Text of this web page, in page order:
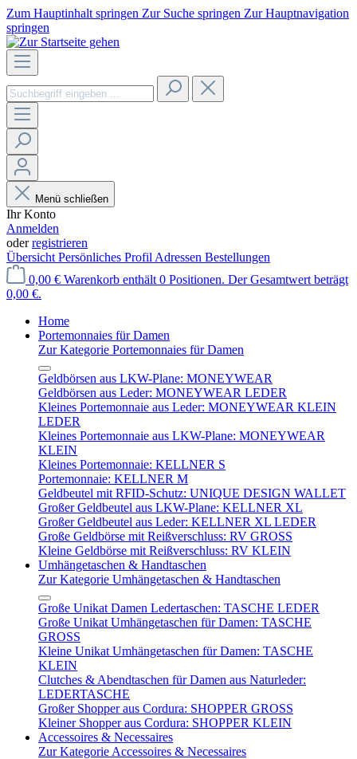
Zum Hauptinhalt springen Zur Suche springen Zur Hauptnavigation
springen
Menü schließen
Ihr Konto
Anmelden
oderregistrieren
Übersicht Persönliches Profil Adressen Bestellungen
0,00 € Warenkorb enthält 0 Positionen. Der Gesamtwert beträgt
0,00 €.
Home
Portemonnaies für Damen
Zur Kategorie Portemonnaies für Damen
Geldbörsen aus LKW-Plane: MONEYWEAR
Geldbörsen aus Leder: MONEYWEAR LEDER
Kleines Portemonnaie aus Leder: MONEYWEAR KLEIN
LEDER
Kleines Portemonnaie aus LKW-Plane: MONEYWEAR
KLEIN
Kleines Portemonnaie: KELLNER S
Portemonnaie: KELLNER M
Geldbeutel mit RFID-Schutz: UNIQUE DESIGN WALLET
Großer Geldbeutel aus LKW-Plane: KELLNER XL
Großer Geldbeutel aus Leder: KELLNER XL LEDER
Große Geldbörse mit Reißverschluss: RV GROSS
Kleine Geldbörse mit Reißverschluss: RV KLEIN
Umhängetaschen & Handtaschen
Zur Kategorie Umhängetaschen & Handtaschen
Große Unikat Damen Ledertaschen: TASCHE LEDER
Große Unikat Umhängetaschen für Damen: TASCHE
GROSS
Kleine Unikat Umhängetaschen für Damen: TASCHE
KLEIN
Clutches & Abendtaschen für Damen aus Naturleder:
LEDERTASCHE
Großer Shopper aus Cordura: SHOPPER GROSS
Kleiner Shopper aus Cordura: SHOPPER KLEIN
Accessoires & Necessaires
Zur Kategorie Accessoires & Necessaires